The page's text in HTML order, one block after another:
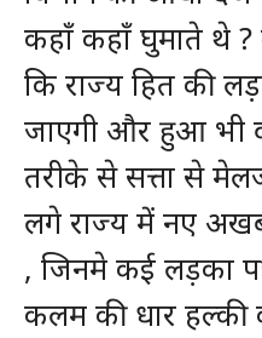
कहाँ कहाँ घुमाते थे
कि राज्य हित की
जाएगी और हुआ भी
तरीके से सत्ता से
लगे राज्य में नए
, जिनमे कई लड़का
कलम की धार हल्की